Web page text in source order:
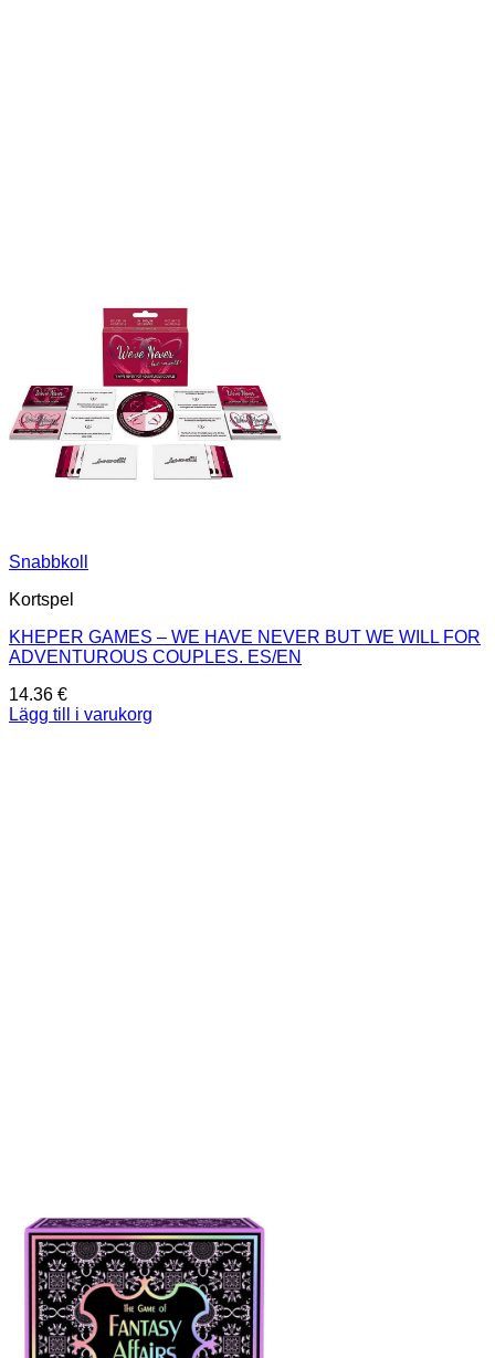
Snabbkoll
Kortspel
KHEPER GAMES – WE HAVE NEVER BUT WE WILL FOR
ADVENTUROUS COUPLES. ES/EN
14.36 €
Lägg till i varukorg